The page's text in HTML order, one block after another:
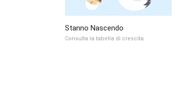
Stanno Nascendo
Consulta la tabella di crescita